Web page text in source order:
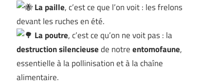
La paille, c’est ce que l’on voit : les frelons
devant les ruches en été.
La poutre, c’est ce qu’on ne voit pas : la
destruction silencieusede notreentomofaune,
essentielle à la pollinisation et à la chaîne
alimentaire.